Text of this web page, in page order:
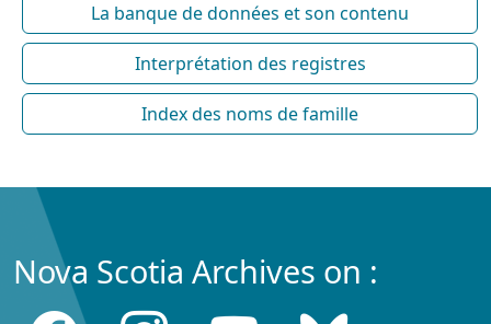
La banque de données et son contenu
Interprétation des registres
Index des noms de famille
Nova Scotia Archives on :